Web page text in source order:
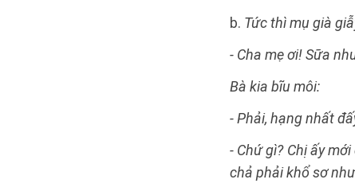
b. Tức thì mụ già
- Cha mẹ ơi! Sữa
Bà kia bĩu môi:
- Phải, hạng nhất
- Chứ gì? Chị ấy
chả phải khổ sơ